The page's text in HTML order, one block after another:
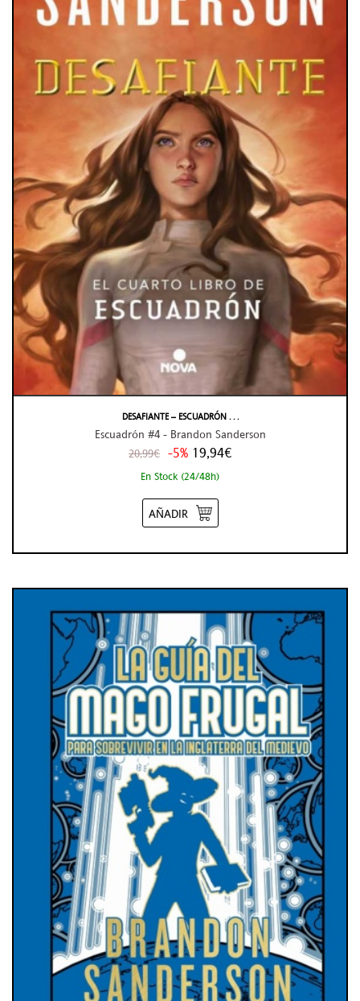
DESAFIANTE – ESCUADRÓN . . .
Escuadrón #4 - Brandon Sanderson
20,99€ -5% 19,94€
En Stock (24/48h)
AÑADIR